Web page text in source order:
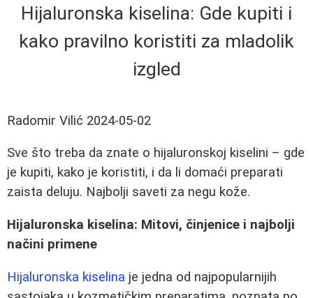
Hijaluronska kiselina: Gde kupiti i
kako pravilno koristiti za mladolik
izgled
Radomir Vilić 2024-05-02
Sve što treba da znate o hijaluronskoj kiselini – gde
je kupiti, kako je koristiti, i da li domaći preparati
zaista deluju. Najbolji saveti za negu kože.
Hijaluronska kiselina: Mitovi, činjenice i najbolji
načini primene
Hijaluronska kiselina je jedna od najpopularnijih